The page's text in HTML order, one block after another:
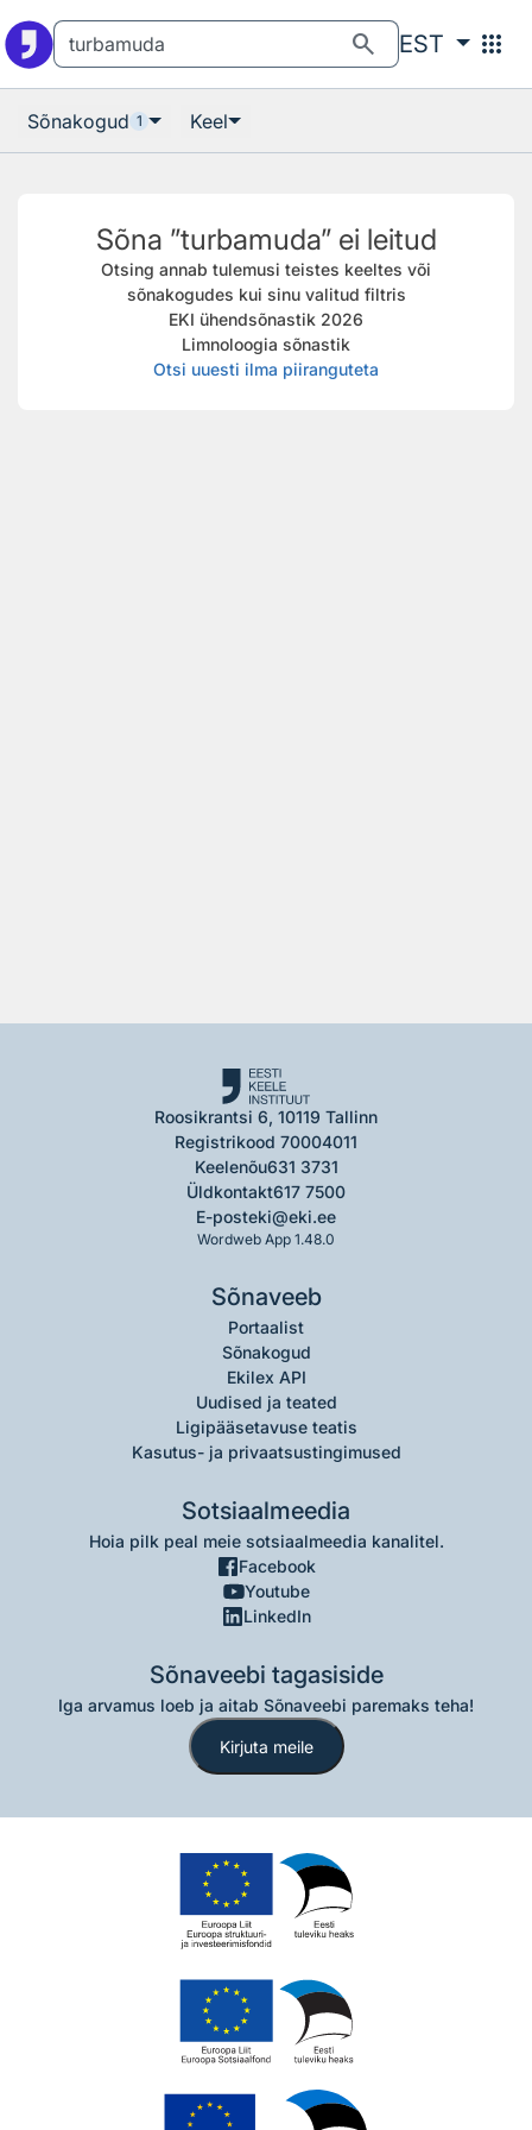
search EST apps
Sõnakogud 1 Keel
Sõna ”turbamuda” ei leitud
Otsing annab tulemusi teistes keeltes või
sõnakogudes kui sinu valitud filtris
EKI ühendsõnastik 2026
Limnoloogia sõnastik
Otsi uuesti ilma piiranguteta
Roosikrantsi 6, 10119 Tallinn
Registrikood 70004011
Keelenõu631 3731
Üldkontakt617 7500
E-posteki@eki.ee
Wordweb App 1.48.0
Sõnaveeb
Portaalist
Sõnakogud
Ekilex API
Uudised ja teated
Ligipääsetavuse teatis
Kasutus- ja privaatsustingimused
Sotsiaalmeedia
Hoia pilk peal meie sotsiaalmeedia kanalitel.
Facebook
Youtube
LinkedIn
Sõnaveebi tagasiside
Iga arvamus loeb ja aitab Sõnaveebi paremaks teha!
Kirjuta meile